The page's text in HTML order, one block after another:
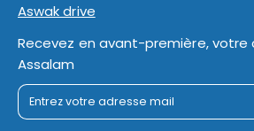
Aswak drive
Recevez en avant-première, votre
Assalam